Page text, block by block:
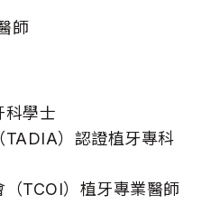
師
科學士
TADIA）認證植牙專科
（TCOI）植牙專業醫師